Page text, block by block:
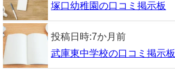
塚口幼稚園の口コミ掲示板
投稿日時:7か月前
武庫東中学校の口コミ掲示板